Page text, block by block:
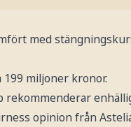
med
miljoner kronor.
opinion från